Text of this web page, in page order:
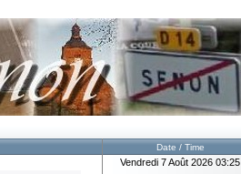
Date / Time
Vendredi 7 Août 2026 03:25